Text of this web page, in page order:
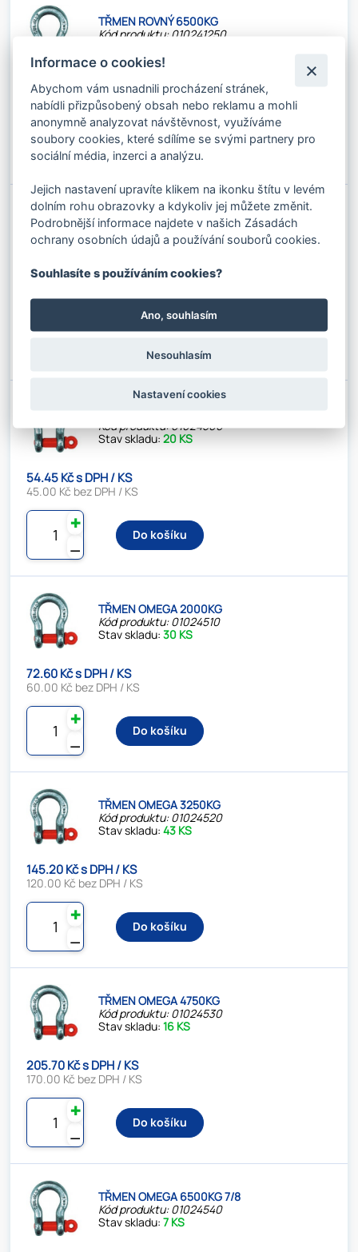
TŘMEN ROVNÝ 6500KG
Kód produktu: 010241250
181.50 Kč s DPH / KS
150.00 Kč bez DPH / KS
⚊
✚
Do košíku
TŘMEN OMEGA 1000KG
Kód produktu: 01024480
Stav skladu:8 KS
48.40 Kč s DPH / KS
40.00 Kč bez DPH / KS
✚
Kód produktu: 01024500
Stav skladu:20 KS
54.45 Kč s DPH / KS
45.00 Kč bez DPH / KS
⚊
✚
Do košíku
TŘMEN OMEGA 2000KG
Kód produktu: 01024510
Stav skladu:30 KS
72.60 Kč s DPH / KS
60.00 Kč bez DPH / KS
⚊
✚
Do košíku
TŘMEN OMEGA 3250KG
Kód produktu: 01024520
Stav skladu:43 KS
145.20 Kč s DPH / KS
120.00 Kč bez DPH / KS
⚊
✚
Do košíku
TŘMEN OMEGA 4750KG
Kód produktu: 01024530
Stav skladu:16 KS
205.70 Kč s DPH / KS
170.00 Kč bez DPH / KS
⚊
✚
Do košíku
TŘMEN OMEGA 6500KG 7/8
Kód produktu: 01024540
Stav skladu:7 KS
Informace o cookies!
Abychom vám usnadnili procházení stránek,
nabídli přizpůsobený obsah nebo reklamu a mohli
anonymně analyzovat návštěvnost, využíváme
soubory cookies, které sdílíme se svými partnery pro
sociální média, inzerci a analýzu.
Jejich nastavení upravíte klikem na ikonku štítu v levém
dolním rohu obrazovky a kdykoliv jej můžete změnit.
Podrobnější informace najdete v našich Zásadách
ochrany osobních údajů a používání souborů cookies.
Souhlasíte s používáním cookies?
Ano, souhlasím
Nesouhlasím
Nastavení cookies